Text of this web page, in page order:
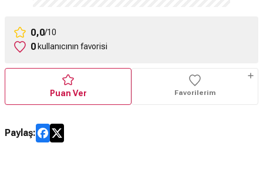
0,0/10
0 kullanıcının favorisi
Puan Ver Favorilerim
Paylaş: